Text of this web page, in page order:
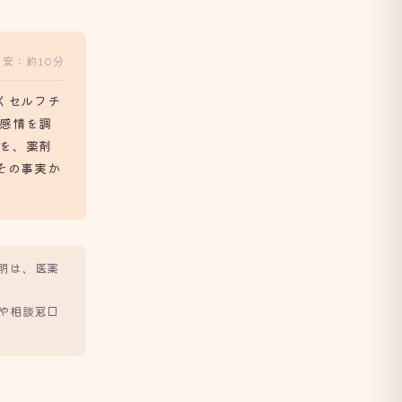
安：約10分
セルフチ
情を調
、薬剤
の事実か
は、医薬
相談窓口